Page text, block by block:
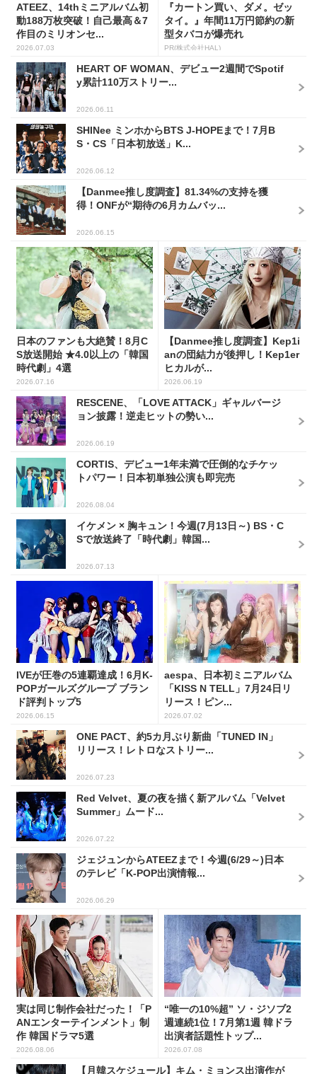
ATEEZ、14thミニアルバム初
動188万枚突破！自己最高＆7
作目のミリオンセ...
2026.07.03
『カートン買い、ダメ。ゼッ
タイ。』年間11万円節約の新
型タバコが爆売れ
PR(株式会社HAL)
HEART OF WOMAN、デビュー2週間でSpotif
y累計110万ストリー...
2026.06.11
SHINee ミンホからBTS J-HOPEまで！7月B
S・CS「日本初放送」K...
2026.06.12
【Danmee推し度調査】81.34%の支持を獲
得！ONFが“期待の6月カムバッ...
2026.06.15
日本のファンも大絶賛！8月C
S放送開始 ★4.0以上の「韓国
時代劇」4選
2026.07.16
【Danmee推し度調査】Kep1i
anの団結力が後押し！Kep1er
ヒカルが...
2026.06.19
RESCENE、「LOVE ATTACK」ギャルバージ
ョン披露！逆走ヒットの勢い...
2026.06.19
CORTIS、デビュー1年未満で圧倒的なチケッ
トパワー！日本初単独公演も即完売
2026.08.04
イケメン × 胸キュン！今週(7月13日～) BS・C
Sで放送終了「時代劇」韓国...
2026.07.13
IVEが圧巻の5連覇達成！6月K-
POPガールズグループ ブラン
ド評判トップ5
2026.06.15
aespa、日本初ミニアルバム
「KISS N TELL」7月24日リ
リース！ピン...
2026.07.02
ONE PACT、約5カ月ぶり新曲「TUNED IN」
リリース！レトロなストリー...
2026.07.23
Red Velvet、夏の夜を描く新アルバム「Velvet
Summer」ムード...
2026.07.22
ジェジュンからATEEZまで！今週(6/29～)日本
のテレビ「K-POP出演情報...
2026.06.29
実は同じ制作会社だった！「P
ANエンターテインメント」制
作 韓国ドラマ5選
2026.08.06
“唯一の10%超” ソ・ジソブ2
週連続1位！7月第1週 韓ドラ
出演者話題性トップ...
2026.07.08
【月韓スケジュール】キム・ミョンス出演作が